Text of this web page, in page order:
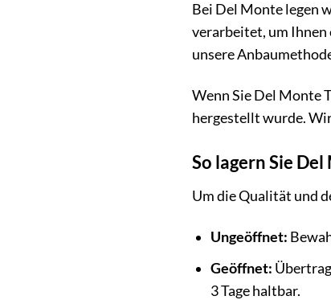
Bei Del Monte legen
verarbeitet, um Ihnen
unsere
Wenn Sie Del Monte
hergestellt wurde.
So lagern Sie
Um die Qualität und
Ungeöffnet:
Geöffnet:
3 Tage haltbar.